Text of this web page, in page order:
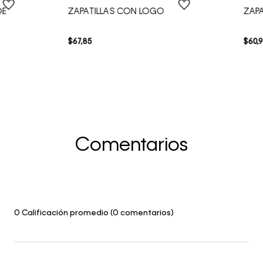
ZAPATILLAS CON LOGO
$67,85 $60,
Comentarios
0 Calificación promedio (0 comentarios)